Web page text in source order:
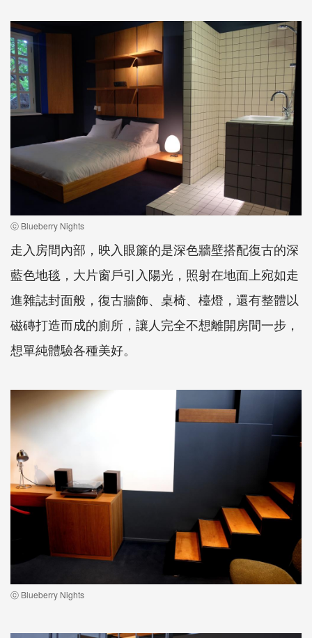
ⓒ Blueberry Nights
走入房間內部，映入眼簾的是深色牆壁搭配復古的深
藍色地毯，大片窗戶引入陽光，照射在地面上宛如走
進雜誌封面般，復古牆飾、桌椅、檯燈，還有整體以
磁磚打造而成的廁所，讓人完全不想離開房間一步，
想單純體驗各種美好。
ⓒ Blueberry Nights